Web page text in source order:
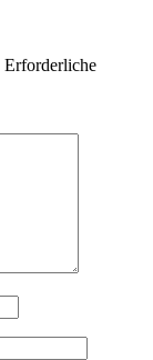
Erforderliche